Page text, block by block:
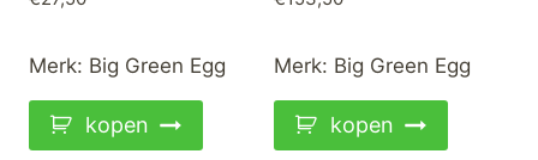
Merk: Big Green Egg
kopen
Merk: Big Green Egg
kopen